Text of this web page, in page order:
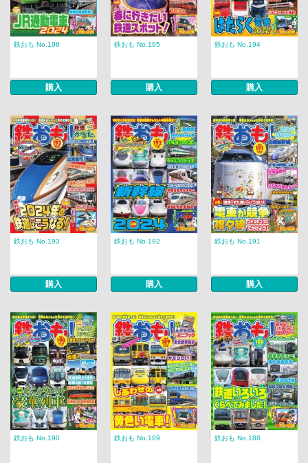
鉄おも No.196
購入
鉄おも No.195
購入
鉄おも No.194
購入
鉄おも No.193
購入
鉄おも No.192
購入
鉄おも No.191
購入
鉄おも No.190 鉄おも No.189 鉄おも No.188